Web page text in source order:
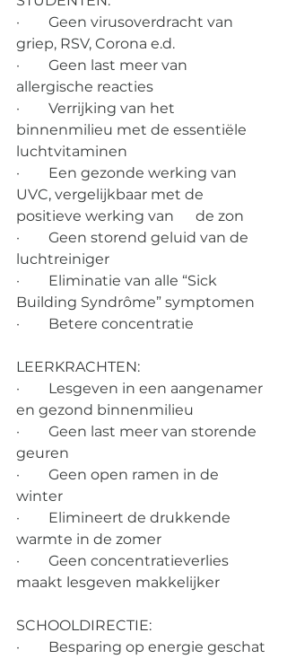
·        Geen virusoverdracht van
griep, RSV, Corona e.d.
·        Geen last meer van
allergische reacties
·        Verrijking van het
binnenmilieu met de essentiële
luchtvitaminen
·        Een gezonde werking van
UVC, vergelijkbaar met de
positieve werking van 	de zon
·        Geen storend geluid van de
luchtreiniger
·        Eliminatie van alle “Sick
Building Syndrôme” symptomen
·        Betere concentratie
LEERKRACHTEN:
·        Lesgeven in een aangenamer
en gezond binnenmilieu
·        Geen last meer van storende
geuren
·        Geen open ramen in de
winter
·        Elimineert de drukkende
warmte in de zomer
·        Geen concentratieverlies
maakt lesgeven makkelijker
SCHOOLDIRECTIE:
·        Besparing op energie geschat